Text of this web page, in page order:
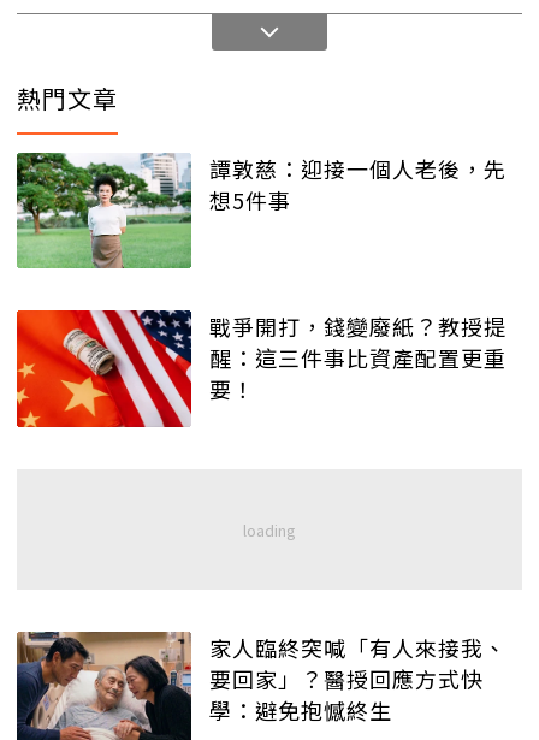
熱門文章
譚敦慈：迎接一個人老後，先
想5件事
戰爭開打，錢變廢紙？教授提
醒：這三件事比資產配置更重
要！
家人臨終突喊「有人來接我、
要回家」？醫授回應方式快
學：避免抱憾終生